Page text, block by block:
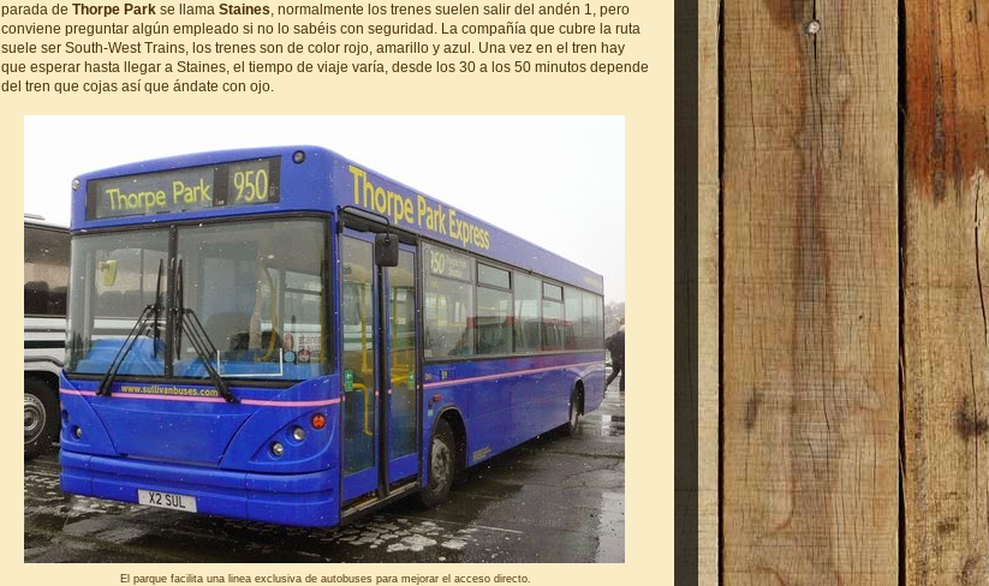
parada de Thorpe Park se llama Staines, normalmente los trenes suelen salir del andén 1, pero
conviene preguntar algún empleado si no lo sabéis con seguridad. La compañía que cubre la ruta
suele ser South-West Trains, los trenes son de color rojo, amarillo y azul. Una vez en el tren hay
que esperar hasta llegar a Staines, el tiempo de viaje varía, desde los 30 a los 50 minutos depende
del tren que cojas así que ándate con ojo.
El parque facilita una linea exclusiva de autobuses para mejorar el acceso directo.